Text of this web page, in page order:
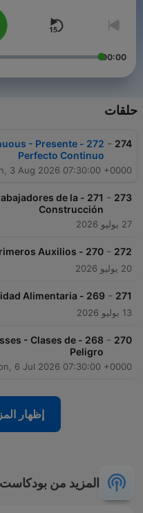
00:00
حلقات
274
-
- Presente
Perfecto Continuo
3 Aug 2026 07:30:00 +0000
273
-
de la
Construcción
27 يوليو 2026
272
-
270 - First Aid - Primeros Auxilios
20 يوليو 2026
271
-
269 - Food Safety - Seguridad Alimentaria
13 يوليو 2026
270
-
- Clases de
Peligro
6 Jul 2026 07:30:00 +0000
إظهار
المزيد من بودكاست